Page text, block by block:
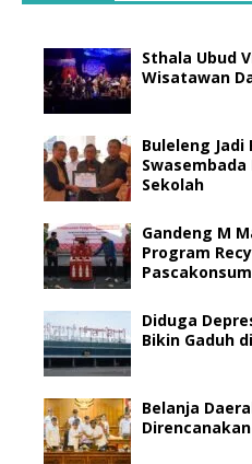
Sthala Ubud
Wisatawan
Buleleng
Sekolah
Gandeng M
Program
Diduga
Bikin Gaduh
Belanja